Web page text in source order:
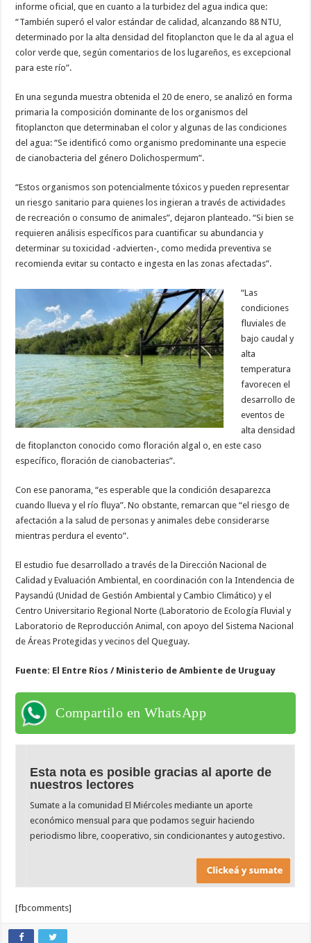
informe oficial, que en cuanto a la turbidez del agua indica que:
“También superó el valor estándar de calidad, alcanzando 88 NTU,
determinado por la alta densidad del fitoplancton que le da al agua el
color verde que, según comentarios de los lugareños, es excepcional
para este río”.
En una segunda muestra obtenida el 20 de enero, se analizó en forma
primaria la composición dominante de los organismos del
fitoplancton que determinaban el color y algunas de las condiciones
del agua: “Se identificó como organismo predominante una especie
de cianobacteria del género Dolichospermum”.
“Estos organismos son potencialmente tóxicos y pueden representar
un riesgo sanitario para quienes los ingieran a través de actividades
de recreación o consumo de animales”, dejaron planteado. “Si bien se
requieren análisis específicos para cuantificar su abundancia y
determinar su toxicidad -advierten-, como medida preventiva se
recomienda evitar su contacto e ingesta en las zonas afectadas”.
“Las
condiciones
fluviales de
bajo caudal y
alta
temperatura
favorecen el
desarrollo de
eventos de
alta densidad
de fitoplancton conocido como floración algal o, en este caso
específico, floración de cianobacterias”.
Con ese panorama, “es esperable que la condición desaparezca
cuando llueva y el río fluya”. No obstante, remarcan que “el riesgo de
afectación a la salud de personas y animales debe considerarse
mientras perdura el evento”.
El estudio fue desarrollado a través de la Dirección Nacional de
Calidad y Evaluación Ambiental, en coordinación con la Intendencia de
Paysandú (Unidad de Gestión Ambiental y Cambio Climático) y el
Centro Universitario Regional Norte (Laboratorio de Ecología Fluvial y
Laboratorio de Reproducción Animal, con apoyo del Sistema Nacional
de Áreas Protegidas y vecinos del Queguay.
Fuente: El Entre Ríos / Ministerio de Ambiente de Uruguay
Compartilo en WhatsApp
Esta nota es posible gracias al aporte de
nuestros lectores
Sumate a la comunidad El Miércoles mediante un aporte
económico mensual para que podamos seguir haciendo
periodismo libre, cooperativo, sin condicionantes y autogestivo.
[fbcomments]